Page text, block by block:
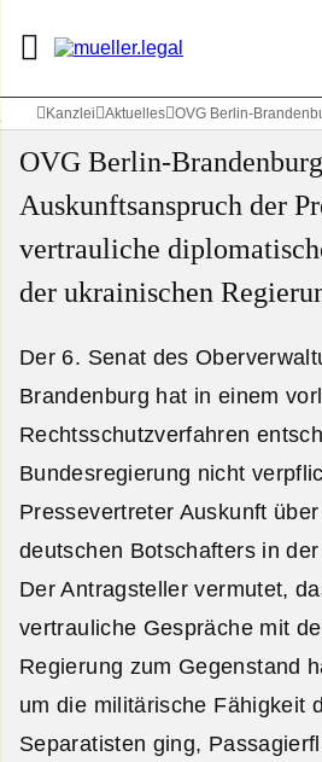
Kanzlei Aktuelles OVG Berlin-
OVG Berlin-
Auskunftsanspruch der
vertrauliche
der ukrainischen
Der 6. Senat des
Brandenburg hat in einem
Rechtsschutzverfahren
Bundesregierung nicht
Pressevertreter Auskunft
deutschen Botschafters in
Der Antragsteller vermutet,
vertrauliche Gespräche mit
Regierung zum Gegenstand
um die militärische Fähigkeit
Separatisten ging,